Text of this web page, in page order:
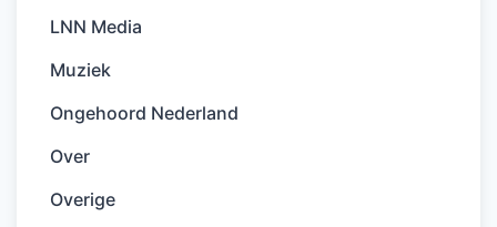
LNN Media
Muziek
Ongehoord Nederland
Over
Overige